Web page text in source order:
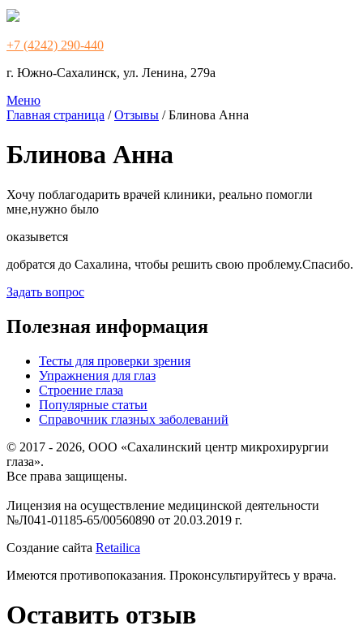
+7 (4242) 290-440
г. Южно-Сахалинск, ул. Ленина, 279а
Меню
Главная страница /Отзывы /Блинова Анна
Блинова Анна
Хочу поблагодарить врачей клиники, реально помогли
мне,нужно было
оказывется
добратся до Сахалина, чтобы решить свою проблему.Спасибо.
Задать вопрос
Полезная информация
Тесты для проверки зрения
Упражнения для глаз
Строение глаза
Популярные статьи
Справочник глазных заболеваний
© 2017 - 2026, ООО «Сахалинский центр микрохирургии
глаза».
Все права защищены.
Лицензия на осуществление медицинской деятельности
№Л041-01185-65/00560890 от 20.03.2019 г.
Создание сайта Retailica
Имеются противопоказания. Проконсультируйтесь у врача.
Оставить отзыв